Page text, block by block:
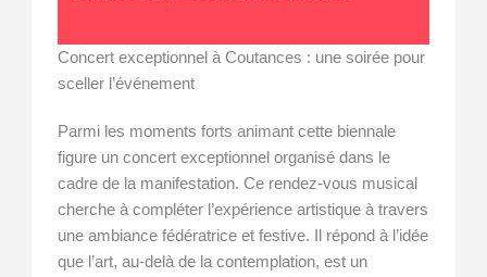
Concert exceptionnel à Coutances : une soirée pour
sceller l’événement
Parmi les moments forts animant cette biennale
figure un concert exceptionnel organisé dans le
cadre de la manifestation. Ce rendez-vous musical
cherche à compléter l’expérience artistique à travers
une ambiance fédératrice et festive. Il répond à l’idée
que l’art, au-delà de la contemplation, est un